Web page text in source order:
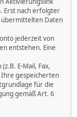
Erst nach erfolgter
übermittelten Daten
jederzeit von
entstehen. Eine
E-Mail, Fax,
gespeicherten
für die
gemäß Art. 6